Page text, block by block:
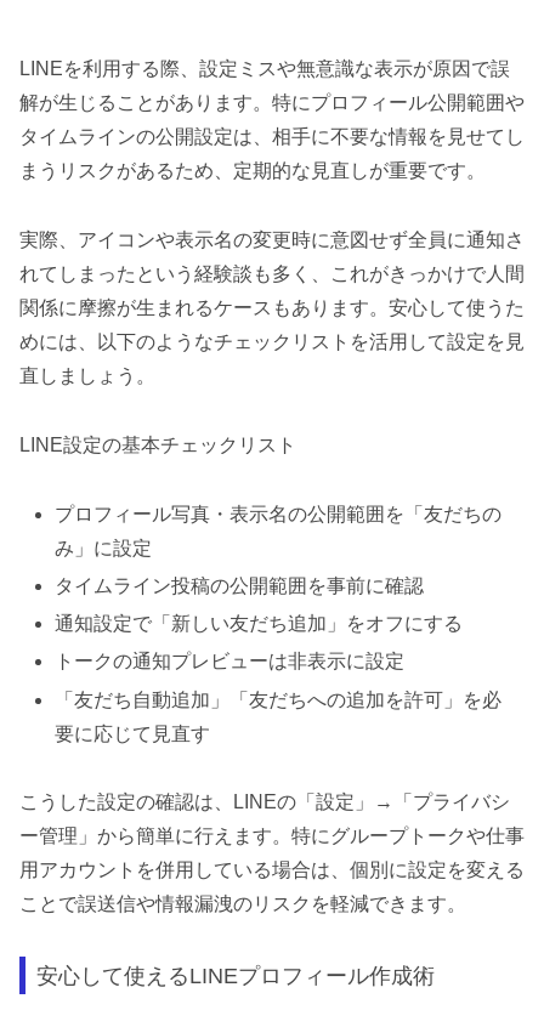
LINEを利用する際、設定ミスや無意識な表示が原因で誤
解が生じることがあります。特にプロフィール公開範囲や
タイムラインの公開設定は、相手に不要な情報を見せてし
まうリスクがあるため、定期的な見直しが重要です。
実際、アイコンや表示名の変更時に意図せず全員に通知さ
れてしまったという経験談も多く、これがきっかけで人間
関係に摩擦が生まれるケースもあります。安心して使うた
めには、以下のようなチェックリストを活用して設定を見
直しましょう。
LINE設定の基本チェックリスト
プロフィール写真・表示名の公開範囲を「友だちの
み」に設定
タイムライン投稿の公開範囲を事前に確認
通知設定で「新しい友だち追加」をオフにする
トークの通知プレビューは非表示に設定
「友だち自動追加」「友だちへの追加を許可」を必
要に応じて見直す
こうした設定の確認は、LINEの「設定」→「プライバシ
ー管理」から簡単に行えます。特にグループトークや仕事
用アカウントを併用している場合は、個別に設定を変える
ことで誤送信や情報漏洩のリスクを軽減できます。
安心して使えるLINEプロフィール作成術